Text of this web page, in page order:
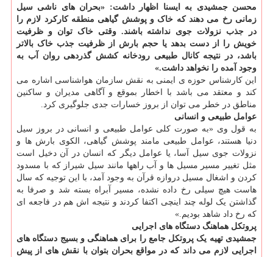
محسن جمشیدی به ایسنا اظهار داشت: «بحران های ناشی سیل
زمانی رخ می دهند که خاک و پوشش گیاهی منطقه کارکرد لازم را
در جذب نزولات جوی نداشته باشند. وقتی خاک توان و ظرفیت
خویش را از دست بدهد یا حجم بارش از ظرفیت جذب خاک بالاتر
باشد، در نتیجه کانال طبیعی رودخانه کشش گذردهی روان آب به
وجود آمده را نخواهد داشت.»
این کارشناس حوزه ی ایمنی به نقش سازمان هواشناسی اشاره می
کند و معتقد می باشد با اخطار بموقع و آگاهی مدیران و ساکنین
مناطق در خطر می توان از بروز خسارات جدی جلوگیری کرد.
عوامل طبیعی و انسانی
به قول وی «به صورت کلی عوامل طبیعی و انسانی در بروز سیل
دنیا هستند، عوامل طبیعی مامند پوشش گیاهی، الکوی بارش ها و
نزولات جوی سیل آسا، یا عوامل دیگر که انسان در آن دخیل است
مثل تغییر مسیر مسیل ها و آب راهها مانند سیل شیراز که با مسدود
کردن و اشغال مسیل دروازه قرآن به وجود آمد، با این توجیه که سال
هاست هیچ سیلی رخ داده نشده، مسیر آبراه بسته شد و صرفا به
گذاشتن یک لوله چند اینچی اکتفا کردند و نتیجه اش هم در فاجعه ای
که رخ داد شاهد بودیم.»
پروتکل هماهنگ دستگاه های اجرایی
جمشیدی تهیه یک پروتکل جامع را برای هماهنگی و بسیج دستگاه های
اجرایی لازم می داند که در مواقع بحران بتوان با نقش های از پیش